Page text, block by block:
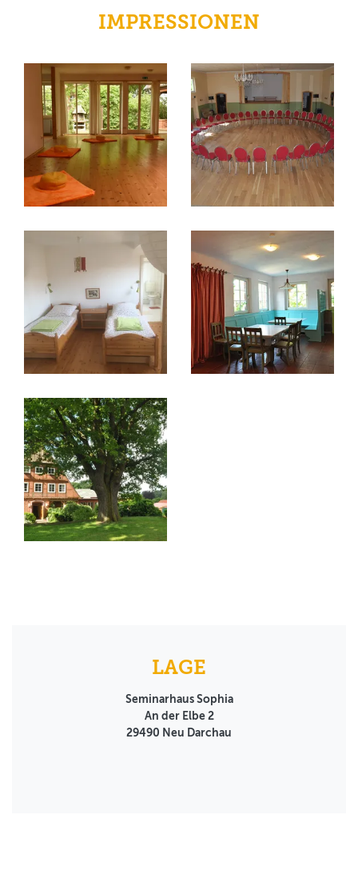
IMPRESSIONEN
LAGE
Seminarhaus Sophia
An der Elbe 2
29490 Neu Darchau